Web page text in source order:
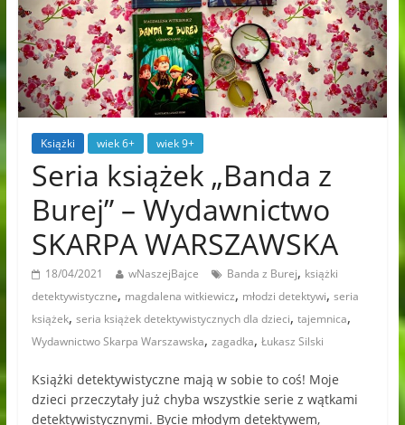
Książki wiek 6+ wiek 9+
Seria książek „Banda z
Burej” – Wydawnictwo
SKARPA WARSZAWSKA
18/04/2021 wNaszejBajce Banda z Burej, książki
detektywistyczne, magdalena witkiewicz, młodzi detektywi, seria
książek, seria książek detektywistycznych dla dzieci, tajemnica,
Wydawnictwo Skarpa Warszawska, zagadka, Łukasz Silski
Książki detektywistyczne mają w sobie to coś! Moje
dzieci przeczytały już chyba wszystkie serie z wątkami
detektywistycznymi. Bycie młodym detektywem,